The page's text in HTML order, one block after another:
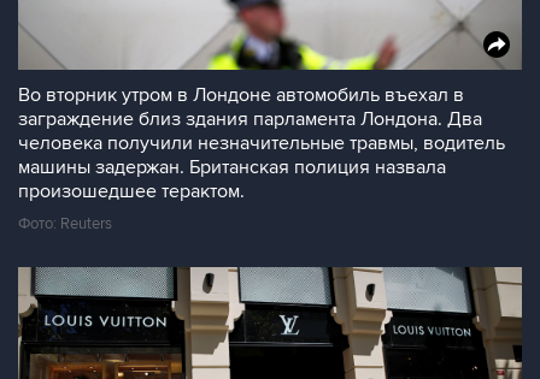
Во вторник утром в Лондоне автомобиль въехал в
заграждение близ здания парламента Лондона. Два
человека получили незначительные травмы, водитель
машины задержан. Британская полиция назвала
произошедшее терактом.
Фото: Reuters